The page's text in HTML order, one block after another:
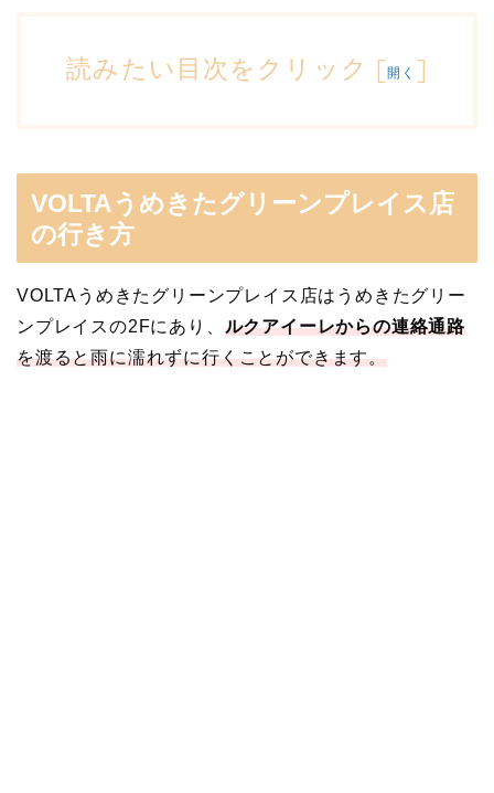
読みたい目次をクリック [開く ]
VOLTAうめきたグリーンプレイス店
の行き方
VOLTAうめきたグリーンプレイス店はうめきたグリー
ンプレイスの2Fにあり、 ルクアイーレからの連絡通路
を渡ると雨に濡れずに行くことができます。